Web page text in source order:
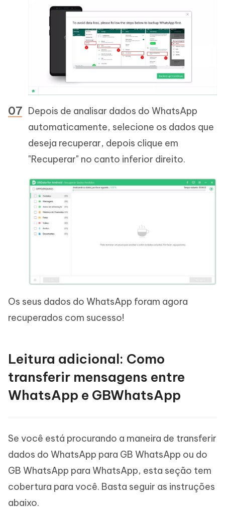
Depois de analisar dados do WhatsApp
automaticamente, selecione os dados que
deseja recuperar, depois clique em
"Recuperar" no canto inferior direito.
Os seus dados do WhatsApp foram agora
recuperados com sucesso!
Leitura adicional: Como
transferir mensagens entre
WhatsApp e GBWhatsApp
Se você está procurando a maneira de transferir
dados do WhatsApp para GB WhatsApp ou do
GB WhatsApp para WhatsApp, esta seção tem
cobertura para você. Basta seguir as instruções
abaixo.